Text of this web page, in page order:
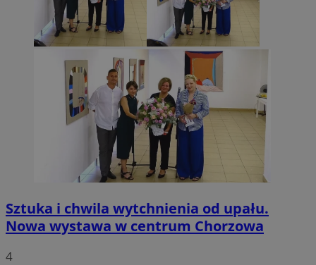
Sztuka i chwila wytchnienia od upału.
Nowa wystawa w centrum Chorzowa
4